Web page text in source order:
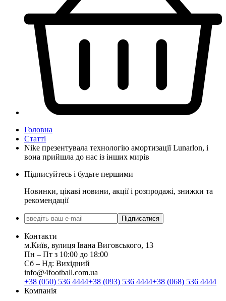
Головна
Статті
Nike презентувала технологію амортизації Lunarlon, і
вона прийшла до нас із інших мирів
Підписуйтесь і будьте першими
Новинки, цікаві новини, акції і розпродажі, знижки та
рекомендації
Підписатися
Контакти
м.Київ, вулиця Івана Виговського, 13
Пн ‒ Пт з 10:00 до 18:00
Сб ‒ Нд: Вихідний
info@4football.com.ua
+38 (050) 536 4444+38 (093) 536 4444+38 (068) 536 4444
Компанія